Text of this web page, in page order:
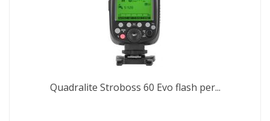
Quadralite Stroboss 60 Evo flash per...